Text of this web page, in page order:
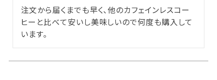
注文から届くまでも早く、他のカフェインレスコー
ヒーと比べて安いし美味しいので何度も購入して
います。